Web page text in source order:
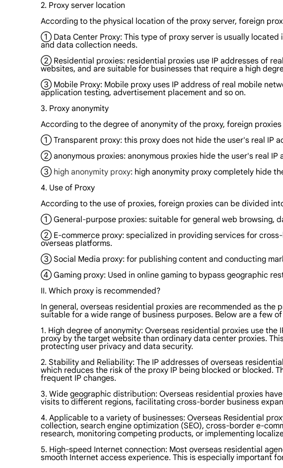
2. Proxy server location
According to the physical location of the proxy server, foreign
① Data Center Proxy: This type of proxy server is usually
and data collection needs.
② Residential proxies: residential proxies use IP addresses of
websites, and are suitable for businesses that require a high
③ Mobile Proxy: Mobile proxy uses IP address of real mobile
application testing, advertisement placement and so on.
3. Proxy anonymity
According to the degree of anonymity of the proxy, foreign
① Transparent proxy: this proxy does not hide the user's real IP
② anonymous proxies: anonymous proxies hide the user's real
③ high anonymity proxy: high anonymity proxy completely hide
4. Use of Proxy
According to the use of proxies, foreign proxies can be divided
① General-purpose proxies: suitable for general web browsing,
② E-commerce proxy: specialized in providing services for
overseas platforms.
③ Social Media proxy: for publishing content and conducting
④ Gaming proxy: Used in online gaming to bypass geographic
II. Which proxy is recommended?
In general, overseas residential proxies are recommended as
suitable for a wide range of business purposes. Below are a few
1. High degree of anonymity: Overseas residential proxies use
proxy by the target website than ordinary data center proxies.
protecting user privacy and data security.
2. Stability and Reliability: The IP addresses of overseas
which reduces the risk of the proxy IP being blocked or blocked.
frequent IP changes.
3. Wide geographic distribution: Overseas residential proxies
visits to different regions, facilitating cross-border business
4. Applicable to a variety of businesses: Overseas Residential
collection, search engine optimization (SEO), cross-border e-
research, monitoring competing products, or implementing
5. High-speed Internet connection: Most overseas residential
smooth Internet access experience. This is especially important